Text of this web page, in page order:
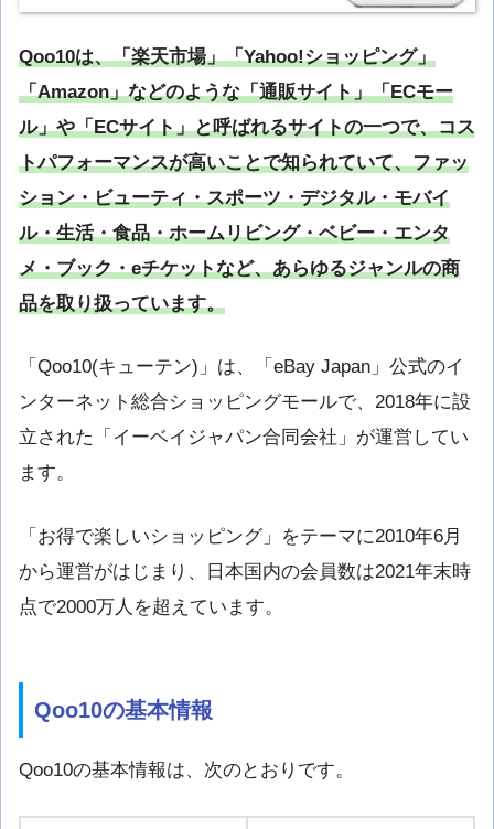
Qoo10は、「楽天市場」「Yahoo!ショッピング」
「Amazon」などのような「通販サイト」「ECモー
ル」や「ECサイト」と呼ばれるサイトの一つで、コス
トパフォーマンスが高いことで知られていて、ファッ
ション・ビューティ・スポーツ・デジタル・モバイ
ル・生活・食品・ホームリビング・ベビー・エンタ
メ・ブック・eチケットなど、あらゆるジャンルの商
品を取り扱っています。
「Qoo10(キューテン)」は、「eBay Japan」公式のイ
ンターネット総合ショッピングモールで、2018年に設
立された「イーベイジャパン合同会社」が運営してい
ます。
「お得で楽しいショッピング」をテーマに2010年6月
から運営がはじまり、日本国内の会員数は2021年末時
点で2000万人を超えています。
Qoo10の基本情報
Qoo10の基本情報は、次のとおりです。